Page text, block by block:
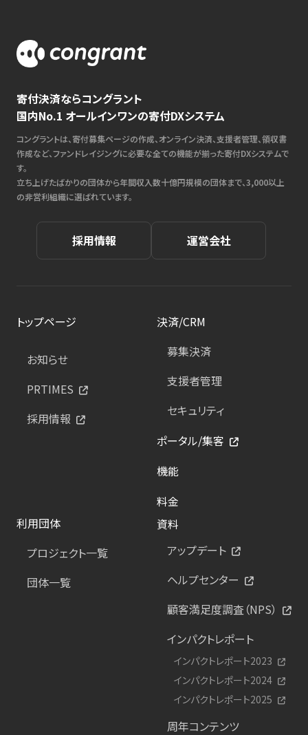
寄付決済ならコングラント
国内No.1 オールインワンの寄付DXシステム
コングラントは、寄付募集ページの作成、オンライン決済、支援者管理、領収書
作成など、ファンドレイジングに必要な全ての機能が揃った寄付DXシステムで
す。
立ち上げたばかりの団体から年間収入数十億円規模の団体まで、3,000以上
の非営利組織に選ばれています。
採用情報 運営会社
トップページ
お知らせ
PRTIMES
採用情報
決済/CRM
募集決済
支援者管理
セキュリティ
ポータル/集客
機能
料金
利用団体
プロジェクト一覧
団体一覧
資料
アップデート
ヘルプセンター
顧客満足度調査（NPS）
インパクトレポート
インパクトレポート2023
インパクトレポート2024
インパクトレポート2025
周年コンテンツ